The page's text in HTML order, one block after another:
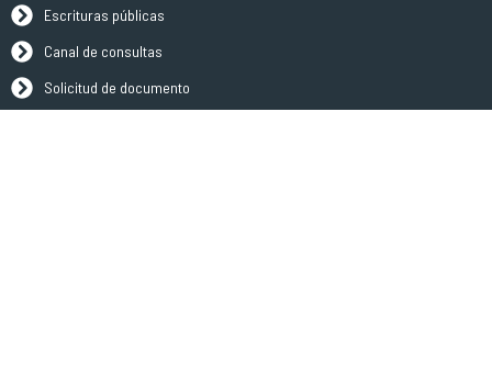
Escrituras públicas
Canal de consultas
Solicitud de documento